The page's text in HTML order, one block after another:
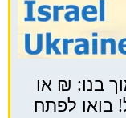
בנו: ₪ או
בואו לפתח